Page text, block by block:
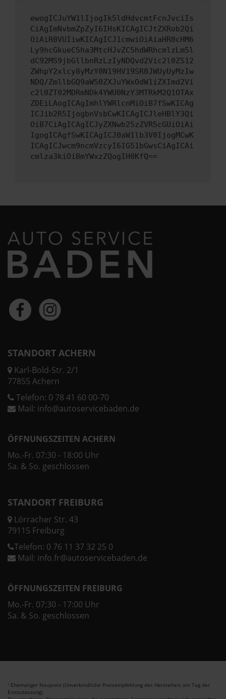
ewogICJuYW1lIjogIk5ldHdvcmtFcnJvciIs
CiAgImNvbmZpZyI6IHsKICAgICJtZXRob2Qi
OiAiR0VUIiwKICAgICJ1cmwiOiAiaHR0cHM6
Ly9hcGkueC5ha3MtcHJvZC5hdWRhcmlzLm5l
dC92MS9jbGllbnRzLzIyNDQvd2Vic2l0ZS12
ZWhpY2xlcy8yMzY0N19HV19SR0JWUyUyMzIw
NDQ/ZmllbGQ9aW50ZXJuYWxOdW1iZXImd2Vi
c2l0ZT02MDRmNDk4YWU0NzY3MTRkM2Q1OTAx
ZDEiLAogICAgImhlYWRlcnMiOiB7fSwKICAg
ICJib2R5IjogbnVsbCwKICAgICJleHBlY3Qi
OiB7CiAgICAgICJyZXNwb25zZVR5cGUiOiAi
IgogICAgfSwKICAgICJ0aW1lb3V0IjogMCwK
ICAgICJwcm9ncmVzcyI6IG51bGwsCiAgICAi
cmlza3kiOiBmYWxzZQogIH0KfQ==
STANDORT ACHERN
Karl-Bold-Str. 2/1
77855 Achern
Telefon: 0 78 41 60 00-70
Mail: info@autoservicebaden.de
ÖFFNUNGSZEITEN ACHERN
Mo.-Fr. 07:30 - 18:00 Uhr
Sa. & So. geschlossen
STANDORT FREIBURG
Lörracher Str. 43
79115 Freiburg
Telefon: 0 76 11 37 32 25 0
Mail: info.fr@autoservicebaden.de
ÖFFNUNGSZEITEN FREIBURG
Mo.-Fr. 07:30 - 17:00 Uhr
Sa. & So. geschlossen
1 Ehemaliger Neupreis (Unverbindliche Preisempfehlung des Herstellers am Tag der
Erstzulassung).